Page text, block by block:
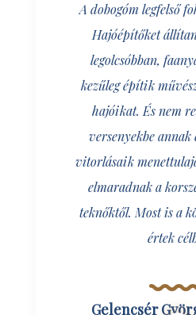
A dobogóm legfelső
Hajóépítőket
legolcsóbban,
kezűleg építik
hajóikat. És nem
versenyekbe annak
vitorlásaik
elmaradnak a
teknőktől. Most is a
értek
Gelencsér